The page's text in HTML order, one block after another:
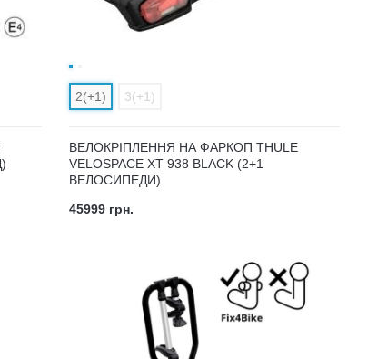
2(+1) 3(+1)
ВЕЛОКРІПЛЕННЯ НА ФАРКОП THULE
VELOSPACE XT 938 BLACK (2+1
ВЕЛОСИПЕДИ)
45999 грн.